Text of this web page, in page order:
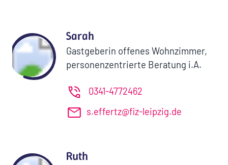
Sarah
Gastgeberin offenes Wohnzimmer,
personenzentrierte Beratung i.A.
0341-4772462
s.effertz@fiz-leipzig.de
Ruth